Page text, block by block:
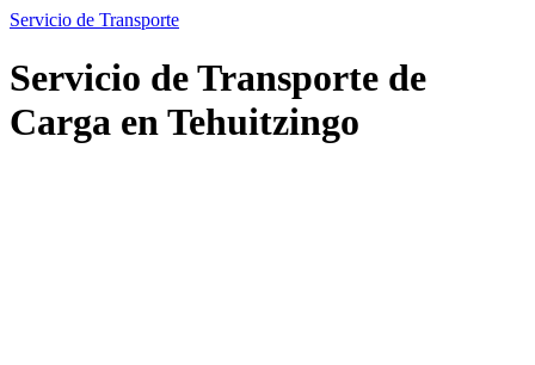
Servicio de Transporte
Servicio de Transporte de
Carga en Tehuitzingo